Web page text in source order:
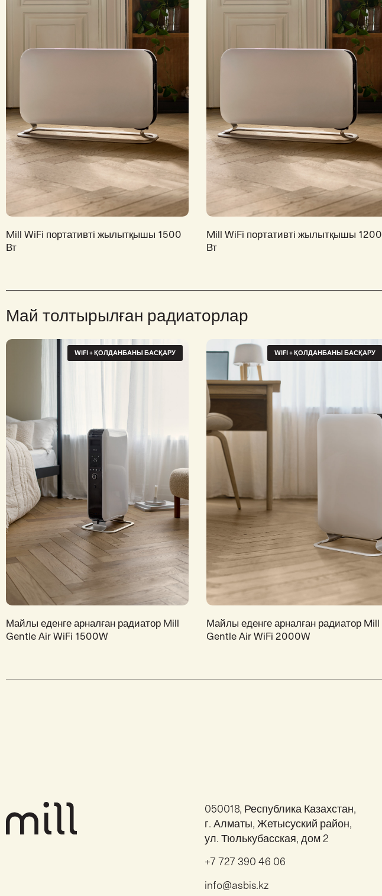
Mill WiFi портативті жылытқышы 1500
Вт
Mill WiFi портативті жылытқышы 1200
Вт
Май толтырылған радиаторлар
WIFI + ҚОЛДАНБАНЫ БАСҚАРУ
Майлы еденге арналған радиатор Mill
Gentle Air WiFi 1500W
WIFI + ҚОЛДАНБАНЫ БАСҚАРУ
Майлы еденге арналған радиатор Mill
Gentle Air WiFi 2000W
050018, Республика Казахстан,
г. Алматы, Жетысуский район,
ул. Тюлькубасская, дом 2
+7 727 390 46 06
info@asbis.kz